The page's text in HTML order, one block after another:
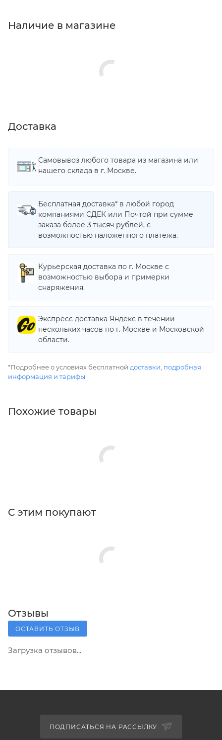
Наличие в магазине
Доставка
Самовывоз любого товара из магазина или
нашего склада в г. Москве.
Бесплатная доставка* в любой город
компаниями СДЕК или Почтой при сумме
заказа более 3 тысяч рублей, с
возможностью наложенного платежа.
Курьерская доставка по г. Москве с
возможностью выбора и примерки
снаряжения.
Экспресс доставка Яндекс в течении
нескольких часов по г. Москве и Московской
области.
*Подробнее о условиях бесплатной доставки подробная
информация и тарифы
Похожие товары
С этим покупают
Отзывы
ОСТАВИТЬ ОТЗЫВ
Загрузка отзывов...
ПОДПИСАТЬСЯ НА РАССЫЛКУ